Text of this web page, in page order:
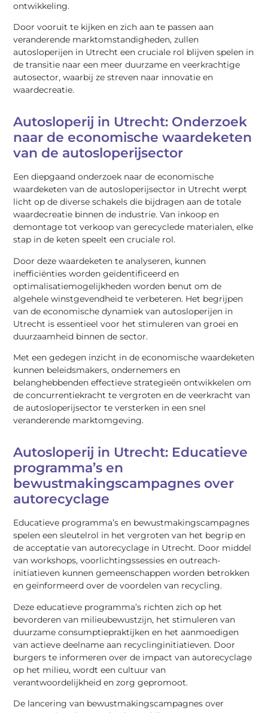
ontwikkeling.
Door vooruit te kijken en zich aan te passen aan
veranderende marktomstandigheden, zullen
autosloperijen in Utrecht een cruciale rol blijven spelen in
de transitie naar een meer duurzame en veerkrachtige
autosector, waarbij ze streven naar innovatie en
waardecreatie.
Autosloperij in Utrecht: Onderzoek
naar de economische waardeketen
van de autosloperijsector
Een diepgaand onderzoek naar de economische
waardeketen van de autosloperijsector in Utrecht werpt
licht op de diverse schakels die bijdragen aan de totale
waardecreatie binnen de industrie. Van inkoop en
demontage tot verkoop van gerecyclede materialen, elke
stap in de keten speelt een cruciale rol.
Door deze waardeketen te analyseren, kunnen
inefficiënties worden geïdentificeerd en
optimalisatiemogelijkheden worden benut om de
algehele winstgevendheid te verbeteren. Het begrijpen
van de economische dynamiek van autosloperijen in
Utrecht is essentieel voor het stimuleren van groei en
duurzaamheid binnen de sector.
Met een gedegen inzicht in de economische waardeketen
kunnen beleidsmakers, ondernemers en
belanghebbenden effectieve strategieën ontwikkelen om
de concurrentiekracht te vergroten en de veerkracht van
de autosloperijsector te versterken in een snel
veranderende marktomgeving.
Autosloperij in Utrecht: Educatieve
programma’s en
bewustmakingscampagnes over
autorecyclage
Educatieve programma’s en bewustmakingscampagnes
spelen een sleutelrol in het vergroten van het begrip en
de acceptatie van autorecyclage in Utrecht. Door middel
van workshops, voorlichtingssessies en outreach-
initiatieven kunnen gemeenschappen worden betrokken
en geïnformeerd over de voordelen van recycling.
Deze educatieve programma’s richten zich op het
bevorderen van milieubewustzijn, het stimuleren van
duurzame consumptiepraktijken en het aanmoedigen
van actieve deelname aan recyclinginitiatieven. Door
burgers te informeren over de impact van autorecyclage
op het milieu, wordt een cultuur van
verantwoordelijkheid en zorg gepromoot.
De lancering van bewustmakingscampagnes over